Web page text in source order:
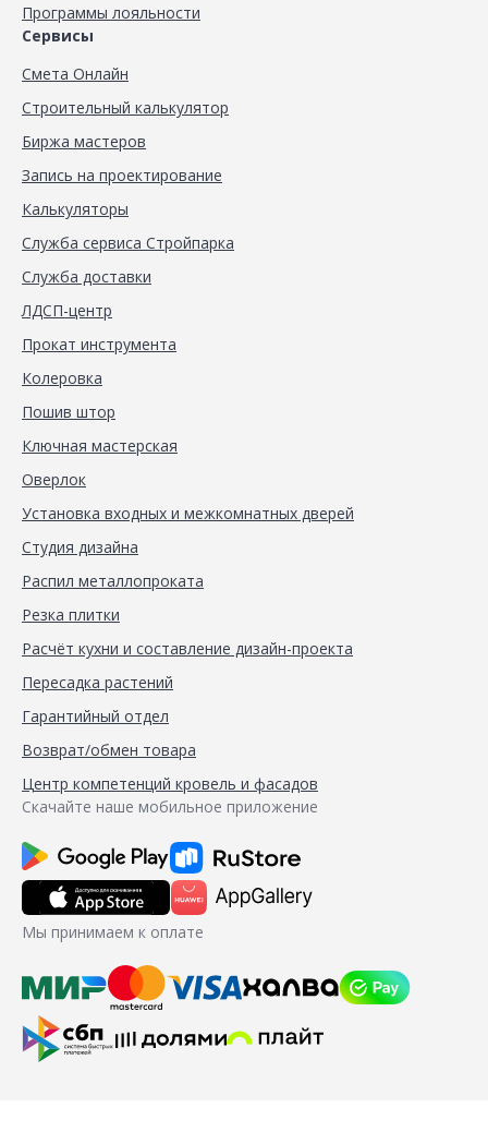
Программы лояльности
Сервисы
Смета Онлайн
Строительный калькулятор
Биржа мастеров
Запись на проектирование
Калькуляторы
Служба сервиса Стройпарка
Служба доставки
ЛДСП-центр
Прокат инструмента
Колеровка
Пошив штор
Ключная мастерская
Оверлок
Установка входных и межкомнатных дверей
Студия дизайна
Распил металлопроката
Резка плитки
Расчёт кухни и составление дизайн-проекта
Пересадка растений
Гарантийный отдел
Возврат/обмен товара
Центр компетенций кровель и фасадов
Скачайте наше мобильное приложение
Мы принимаем к оплате